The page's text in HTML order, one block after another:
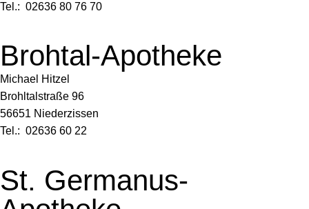
Tel.: 02636 80 76 70
Brohtal-Apotheke
Michael Hitzel
Brohltalstraße 96
56651 Niederzissen
Tel.: 02636 60 22
St. Germanus-